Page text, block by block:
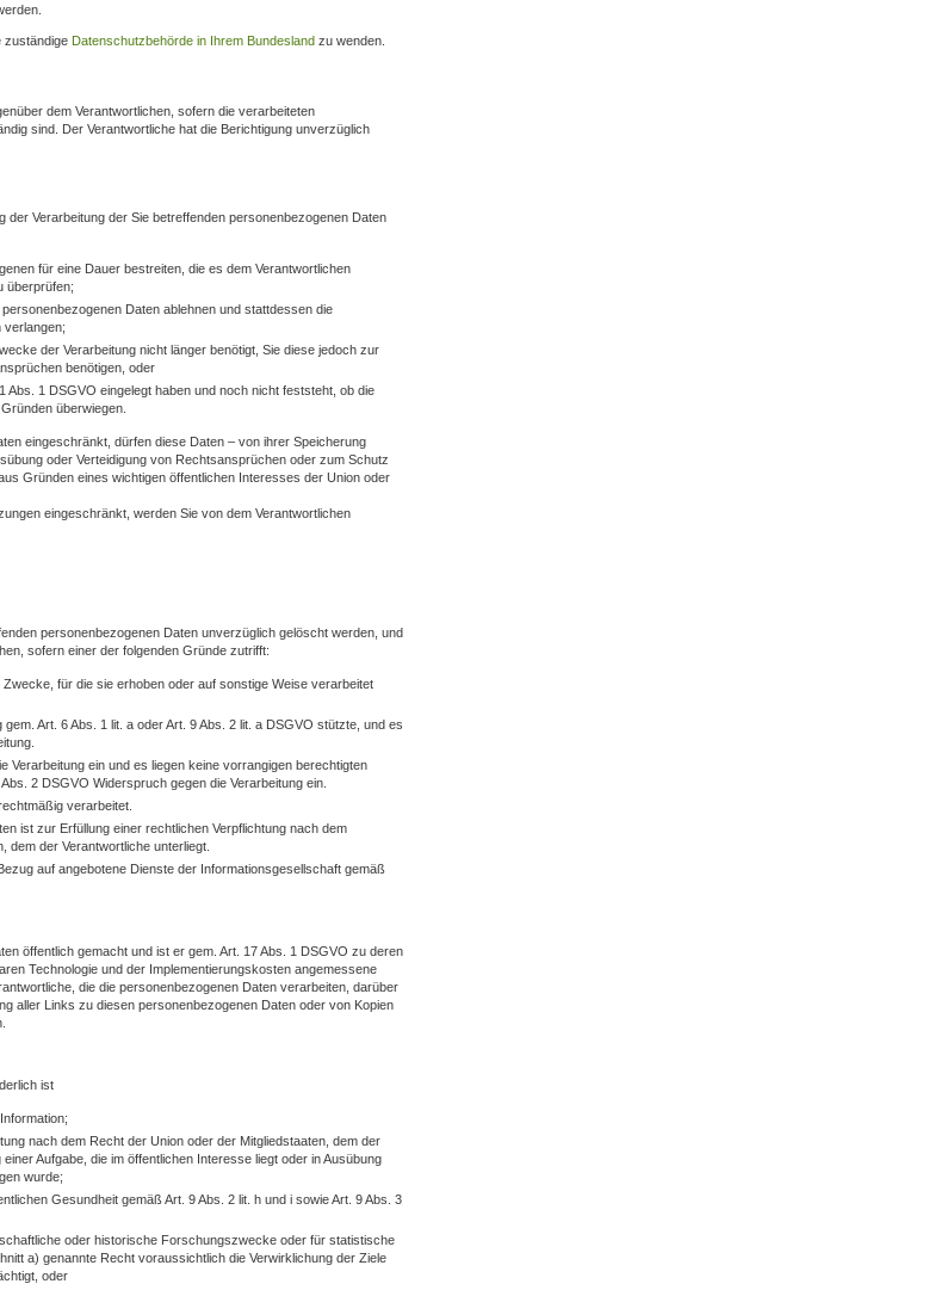
zuständige Datenschutzbehörde in Ihrem Bundesland zu wenden.
dem Verantwortlichen, sofern die verarbeiteten
sind. Der Verantwortliche hat die Berichtigung unverzüglich
Verarbeitung der Sie betreffenden personenbezogenen Daten
für eine Dauer bestreiten, die es dem Verantwortlichen
überprüfen;
Daten ablehnen und stattdessen die
verlangen;
der Verarbeitung nicht länger benötigt, Sie diese jedoch zur
benötigen, oder
1 DSGVO eingelegt haben und noch nicht feststeht, ob die
überwiegen.
eingeschränkt, dürfen diese Daten – von ihrer Speicherung
oder Verteidigung von Rechtsansprüchen oder zum Schutz
Gründen eines wichtigen öffentlichen Interesses der Union oder
eingeschränkt, werden Sie von dem Verantwortlichen
personenbezogenen Daten unverzüglich gelöscht werden, und
sofern einer der folgenden Gründe zutrifft:
für die sie erhoben oder auf sonstige Weise verarbeitet
Art. 6 Abs. 1 lit. a oder Art. 9 Abs. 2 lit. a DSGVO stützte, und es
Verarbeitung ein und es liegen keine vorrangigen berechtigten
2 DSGVO Widerspruch gegen die Verarbeitung ein.
verarbeitet.
ist zur Erfüllung einer rechtlichen Verpflichtung nach dem
dem der Verantwortliche unterliegt.
auf angebotene Dienste der Informationsgesellschaft gemäß
öffentlich gemacht und ist er gem. Art. 17 Abs. 1 DSGVO zu deren
Technologie und der Implementierungskosten angemessene
die die personenbezogenen Daten verarbeiten, darüber
aller Links zu diesen personenbezogenen Daten oder von Kopien
ist
nach dem Recht der Union oder der Mitgliedstaaten, dem der
Aufgabe, die im öffentlichen Interesse liegt oder in Ausübung
wurde;
Gesundheit gemäß Art. 9 Abs. 2 lit. h und i sowie Art. 9 Abs. 3
oder historische Forschungszwecke oder für statistische
a) genannte Recht voraussichtlich die Verwirklichung der Ziele
oder